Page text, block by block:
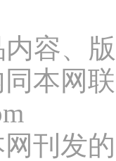
容、
本网
刊发